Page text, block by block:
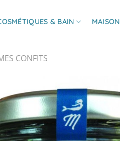
& BAIN MAISON
CONFITS